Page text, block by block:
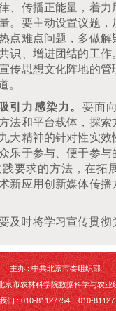
、传播正能量，着力
。要主动设置议题，
点难点问题，多做解
识、增进团结的工作
传思想文化阵地的管
。
引力感染力。 要面
法和平台载体，探索
大精神的针对性实效
乐于参与、便于参与
要求的方法，在拓
新应用创新媒体传播
及时将学习宣传贯彻
主办 : 中共北京市委组织部
京市农林科学院数据科学与农业
们 : 010-81127754 010-